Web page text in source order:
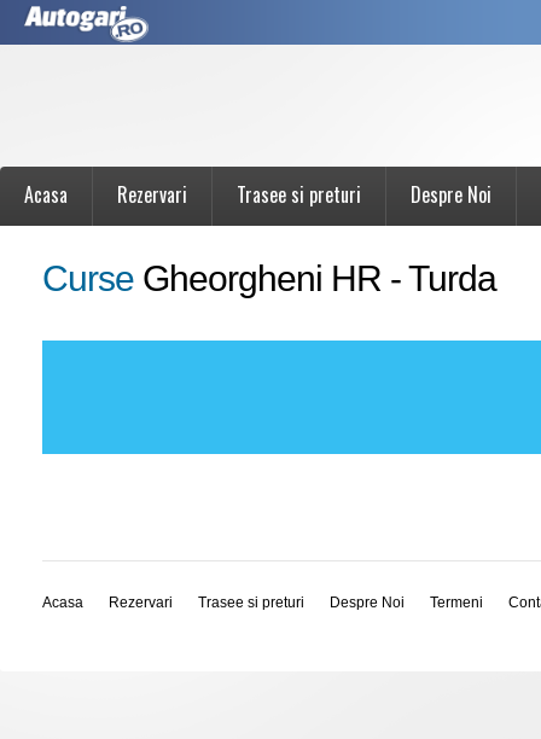
Acasa Rezervari Trasee si preturi Despre Noi
Curse Gheorgheni HR - Turda
Acasa Rezervari Trasee si preturi Despre Noi Termeni